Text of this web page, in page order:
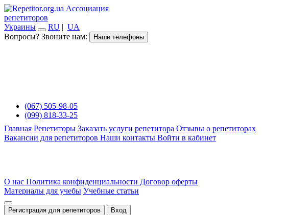
Ассоциация
репетиторов
Украины
RU | UA
Вопросы? Звоните нам:
Наши телефоны
(067) 505-98-05
(099) 818-33-25
Главная Репетиторы Заказать услуги репетитора Отзывы о репетиторах
Вакансии для репетиторов Наши контакты Войти в кабинет
О нас Политика конфиденциальности Договор оферты
Материалы для учебы Учебные статьи
Регистрация для репетиторов Вход